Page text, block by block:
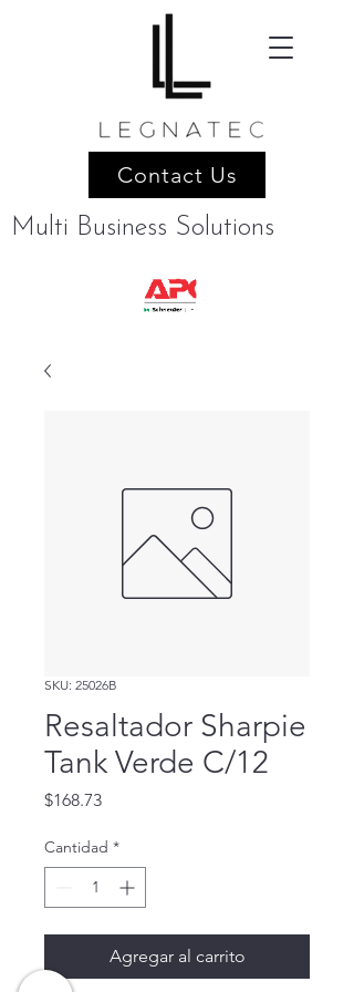
Contact Us
Multi Business Solutions
SKU: 25026B
Resaltador Sharpie
Tank Verde C/12
$168.73Precio
Cantidad *
Agregar al carrito